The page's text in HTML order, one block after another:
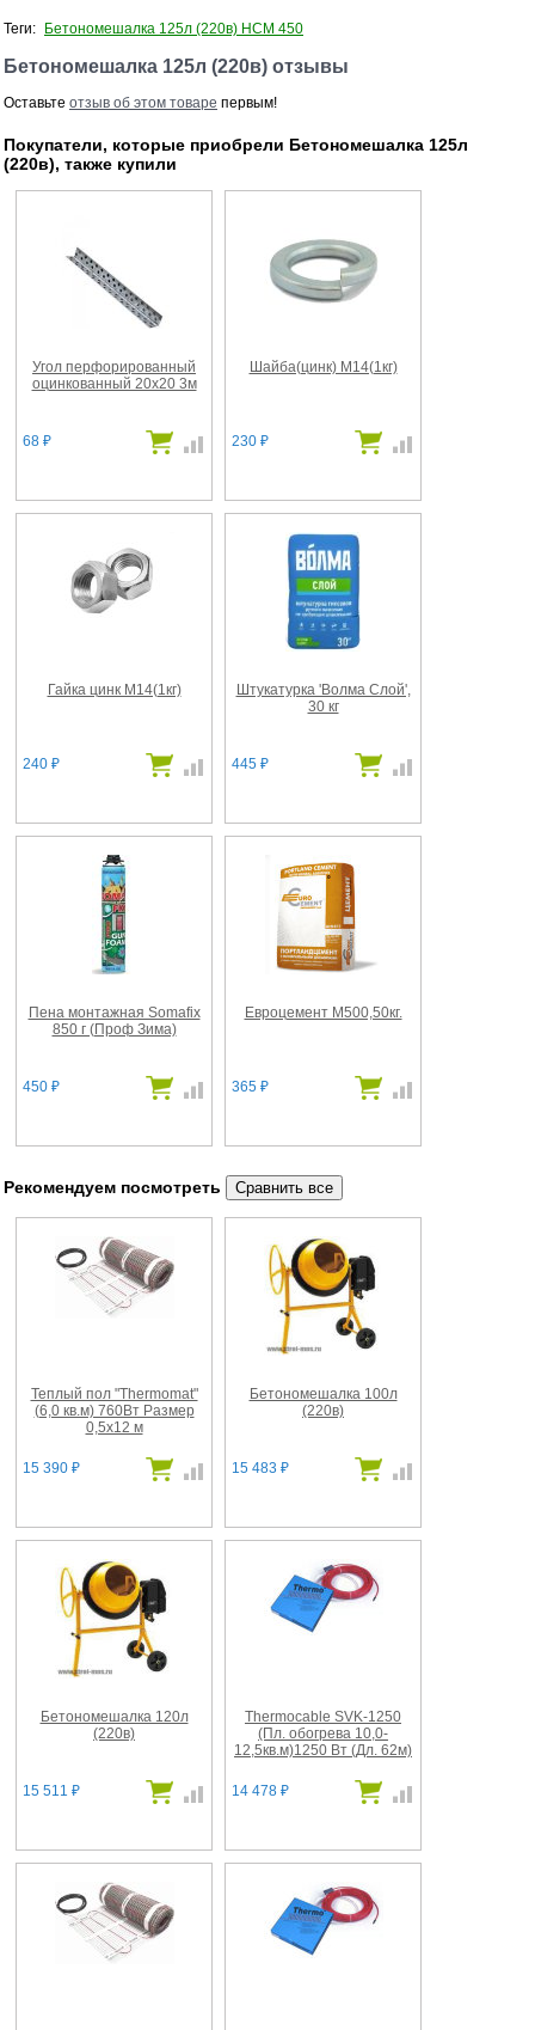
Теги: Бетономешалка 125л (220в) НСМ 450
Бетономешалка 125л (220в) отзывы
Оставьте отзыв об этом товаре первым!
Покупатели, которые приобрели Бетономешалка 125л
(220в), также купили
Угол перфорированный
оцинкованный 20х20 3м
68 ₽
Шайба(цинк) М14(1кг)
230 ₽
Гайка цинк М14(1кг)
240 ₽
Штукатурка 'Волма Слой',
30 кг
445 ₽
Пена монтажная Somafix
850 г (Проф Зима)
450 ₽
Евроцемент М500,50кг.
365 ₽
Рекомендуем посмотреть
Теплый пол "Thermomat"
(6,0 кв.м) 760Вт Размер
0,5x12 м
15 390 ₽
Бетономешалка 100л
(220в)
15 483 ₽
Бетономешалка 120л
(220в)
15 511 ₽
Thermocable SVK-1250
(Пл. обогрева 10,0-
12,5кв.м)1250 Вт (Дл. 62м)
14 478 ₽